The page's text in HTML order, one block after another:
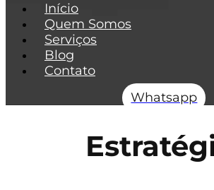
Início
Quem Somos
Serviços
Blog
Contato
Whatsapp